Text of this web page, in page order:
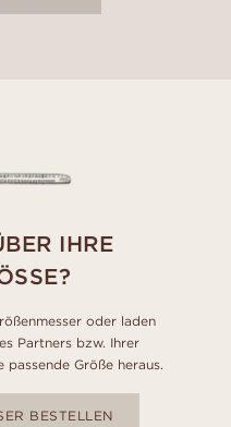
IHRE
oder laden
Partners bzw. Ihrer
Größe heraus.
BESTELLEN